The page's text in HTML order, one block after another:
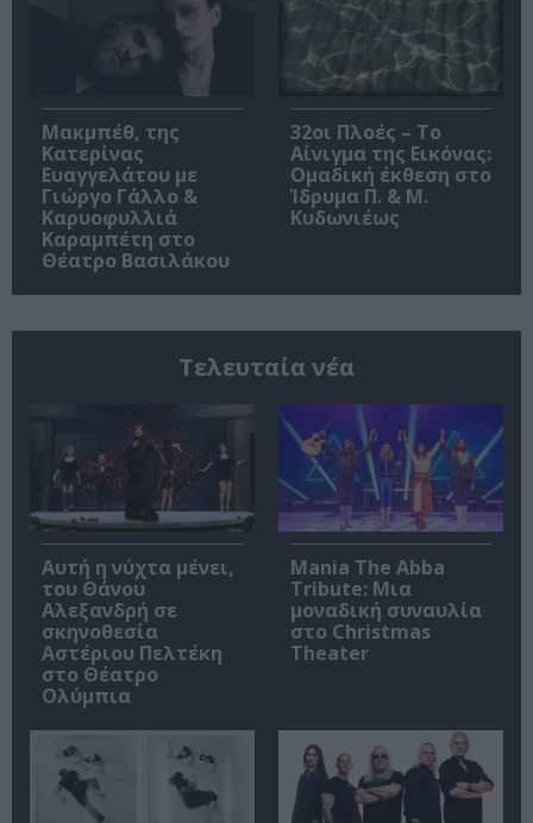
Μακμπέθ, της
Κατερίνας
Ευαγγελάτου με
Γιώργο Γάλλο &
Καρυοφυλλιά
Καραμπέτη στο
Θέατρο Βασιλάκου
32οι Πλοές – Το
Αίνιγμα της Εικόνας:
Ομαδική έκθεση στο
Ίδρυμα Π. & Μ.
Κυδωνιέως
Τελευταία νέα
Αυτή η νύχτα μένει,
του Θάνου
Αλεξανδρή σε
σκηνοθεσία
Αστέριου Πελτέκη
στο Θέατρο
Ολύμπια
Mania The Abba
Tribute: Μια
μοναδική συναυλία
στο Christmas
Theater